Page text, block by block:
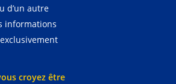
d’un autre
informations
croyez être